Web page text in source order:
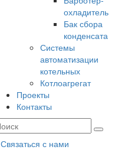
охладитель
Бак сбора
конденсата
Системы
автоматизации
котельных
Котлоагрегат
Проекты
Контакты
Связаться с нами